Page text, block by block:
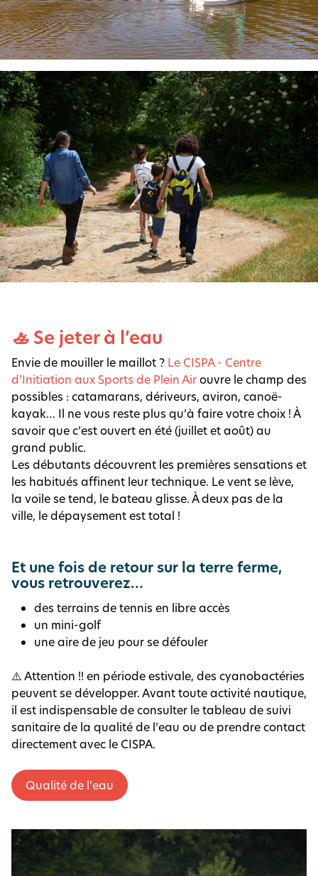
🚣 Se jeter à l’eau
Envie de mouiller le maillot ? Le CISPA - Centre
d’Initiation aux Sports de Plein Airouvre le champ des
possibles : catamarans, dériveurs, aviron, canoë-
kayak… Il ne vous reste plus qu’à faire votre choix ! À
savoir que c’est ouvert en été (juillet et août) au
grand public.
Les débutants découvrent les premières sensations et
les habitués affinent leur technique. Le vent se lève,
la voile se tend, le bateau glisse. À deux pas de la
ville, le dépaysement est total !
Et une fois de retour sur la terre ferme,
vous retrouverez…
des terrains de tennis en libre accès
un mini-golf
une aire de jeu pour se défouler
⚠️ Attention !! en période estivale, des cyanobactéries
peuvent se développer. Avant toute activité nautique,
il est indispensable de consulter le tableau de suivi
sanitaire de la qualité de l’eau ou de prendre contact
directement avec le CISPA.
Qualité de l'eau